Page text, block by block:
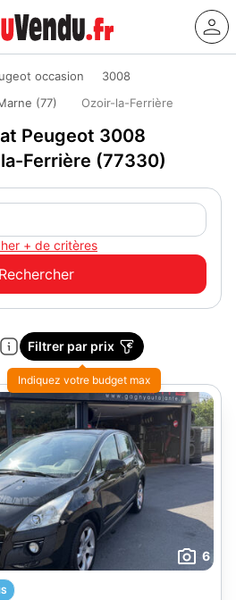
occasion
3008
(77) Ozoir-la-Ferrière
Peugeot 3008
Ferrière (77330)
+ de critères
Filtrer par prix
6